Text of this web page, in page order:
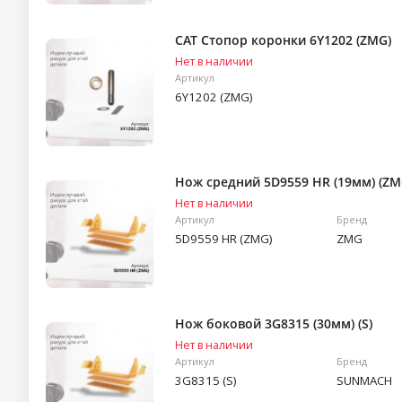
CAT Стопор коронки 6Y1202 (ZMG)
Нет в наличии
Артикул
6Y1202 (ZMG)
Нож средний 5D9559 HR (19мм)
Нет в наличии
Артикул
5D9559 HR (ZMG)
Бренд
ZMG
Нож боковой 3G8315 (30мм) (S)
Нет в наличии
Артикул
3G8315 (S)
Бренд
SUNMACH